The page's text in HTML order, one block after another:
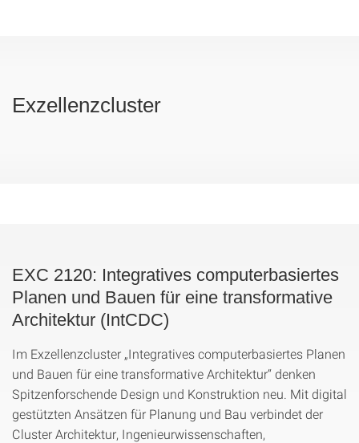
Exzellenzcluster
EXC 2120: Integratives computerbasiertes
Planen und Bauen für eine transformative
Architektur (IntCDC)
Im Exzellenzcluster „Integratives computerbasiertes Planen
und Bauen für eine transformative Architektur“ denken
Spitzenforschende Design und Konstruktion neu. Mit digital
gestützten Ansätzen für Planung und Bau verbindet der
Cluster Architektur, Ingenieurwissenschaften,